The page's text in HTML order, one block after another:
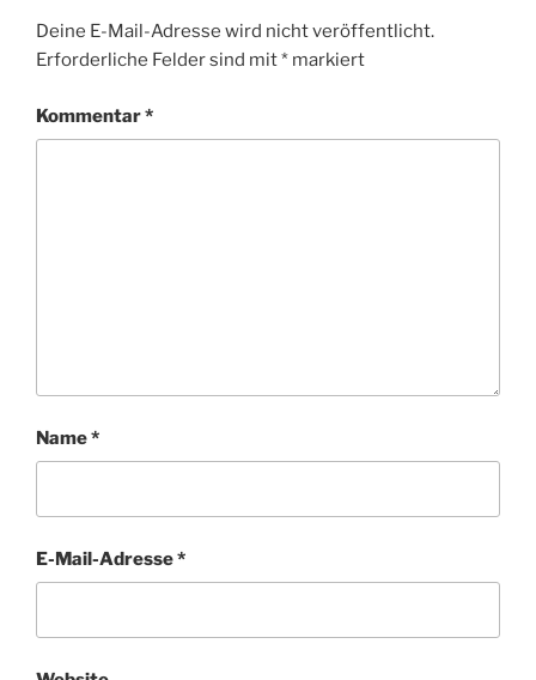
Deine E-Mail-Adresse wird nicht veröffentlicht.
Erforderliche Felder sind mit* markiert
Kommentar*
Name*
E-Mail-Adresse*